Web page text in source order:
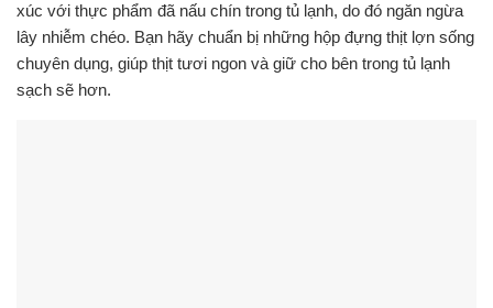
xúc với thực phẩm đã nấu chín trong tủ lạnh, do đó ngăn ngừa
lây nhiễm chéo. Bạn hãy chuẩn bị những hộp đựng thịt lợn sống
chuyên dụng, giúp thịt tươi ngon và giữ cho bên trong tủ lạnh
sạch sẽ hơn.